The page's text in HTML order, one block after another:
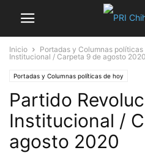
Inicio Portadas y Columnas políticas
Institucional / Carpeta 9 de agosto 2020
Portadas y Columnas políticas de hoy
Partido
Institucional /
agosto 2020